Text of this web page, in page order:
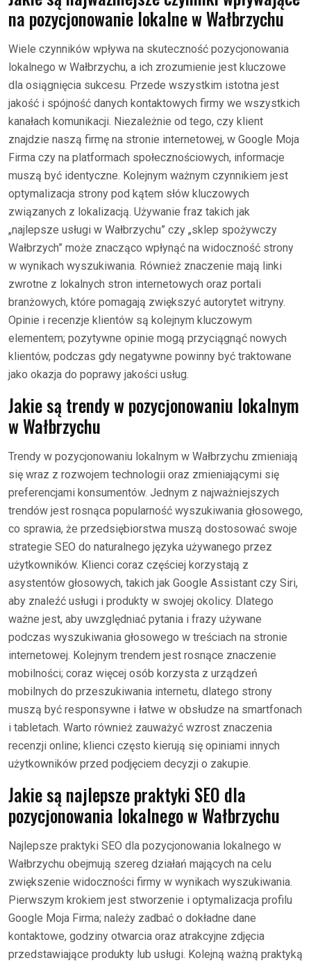
na pozycjonowanie lokalne w Wałbrzychu
Wiele czynników wpływa na skuteczność pozycjonowania
lokalnego w Wałbrzychu, a ich zrozumienie jest kluczowe
dla osiągnięcia sukcesu. Przede wszystkim istotna jest
jakość i spójność danych kontaktowych firmy we wszystkich
kanałach komunikacji. Niezależnie od tego, czy klient
znajdzie naszą firmę na stronie internetowej, w Google Moja
Firma czy na platformach społecznościowych, informacje
muszą być identyczne. Kolejnym ważnym czynnikiem jest
optymalizacja strony pod kątem słów kluczowych
związanych z lokalizacją. Używanie fraz takich jak
„najlepsze usługi w Wałbrzychu” czy „sklep spożywczy
Wałbrzych” może znacząco wpłynąć na widoczność strony
w wynikach wyszukiwania. Również znaczenie mają linki
zwrotne z lokalnych stron internetowych oraz portali
branżowych, które pomagają zwiększyć autorytet witryny.
Opinie i recenzje klientów są kolejnym kluczowym
elementem; pozytywne opinie mogą przyciągnąć nowych
klientów, podczas gdy negatywne powinny być traktowane
jako okazja do poprawy jakości usług.
Jakie są trendy w pozycjonowaniu lokalnym
w Wałbrzychu
Trendy w pozycjonowaniu lokalnym w Wałbrzychu zmieniają
się wraz z rozwojem technologii oraz zmieniającymi się
preferencjami konsumentów. Jednym z najważniejszych
trendów jest rosnąca popularność wyszukiwania głosowego,
co sprawia, że przedsiębiorstwa muszą dostosować swoje
strategie SEO do naturalnego języka używanego przez
użytkowników. Klienci coraz częściej korzystają z
asystentów głosowych, takich jak Google Assistant czy Siri,
aby znaleźć usługi i produkty w swojej okolicy. Dlatego
ważne jest, aby uwzględniać pytania i frazy używane
podczas wyszukiwania głosowego w treściach na stronie
internetowej. Kolejnym trendem jest rosnące znaczenie
mobilności; coraz więcej osób korzysta z urządzeń
mobilnych do przeszukiwania internetu, dlatego strony
muszą być responsywne i łatwe w obsłudze na smartfonach
i tabletach. Warto również zauważyć wzrost znaczenia
recenzji online; klienci często kierują się opiniami innych
użytkowników przed podjęciem decyzji o zakupie.
Jakie są najlepsze praktyki SEO dla
pozycjonowania lokalnego w Wałbrzychu
Najlepsze praktyki SEO dla pozycjonowania lokalnego w
Wałbrzychu obejmują szereg działań mających na celu
zwiększenie widoczności firmy w wynikach wyszukiwania.
Pierwszym krokiem jest stworzenie i optymalizacja profilu
Google Moja Firma; należy zadbać o dokładne dane
kontaktowe, godziny otwarcia oraz atrakcyjne zdjęcia
przedstawiające produkty lub usługi. Kolejną ważną praktyką